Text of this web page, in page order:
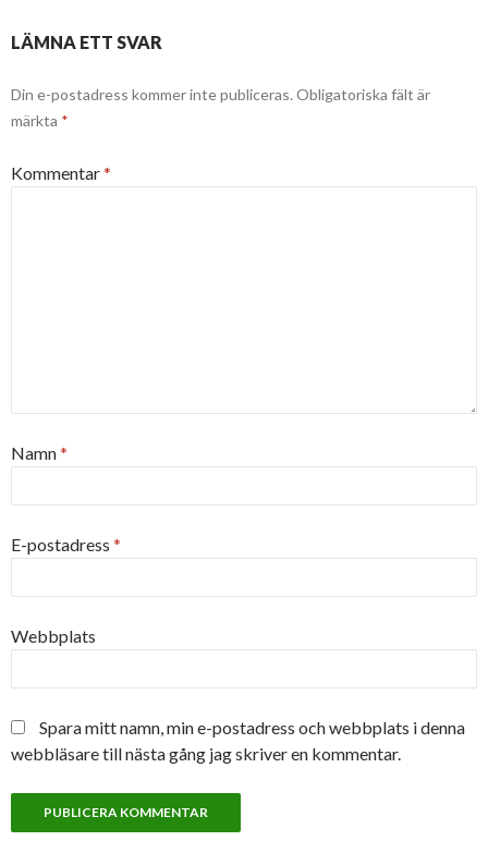
LÄMNA ETT SVAR
Din e-postadress kommer inte publiceras. Obligatoriska fält är
märkta *
Kommentar*
Namn*
E-postadress *
Webbplats
Spara mitt namn, min e-postadress och webbplats i denna
webbläsare till nästa gång jag skriver en kommentar.